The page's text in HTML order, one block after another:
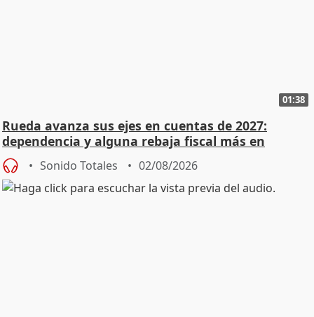
01:38
Rueda avanza sus ejes en cuentas de 2027:
dependencia y alguna rebaja fiscal más en
vivienda
Sonido Totales 02/08/2026